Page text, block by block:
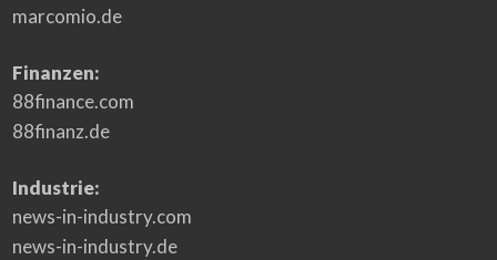
marcomio.de
Finanzen:
88finance.com
88finanz.de
Industrie:
news-in-industry.com
news-in-industry.de